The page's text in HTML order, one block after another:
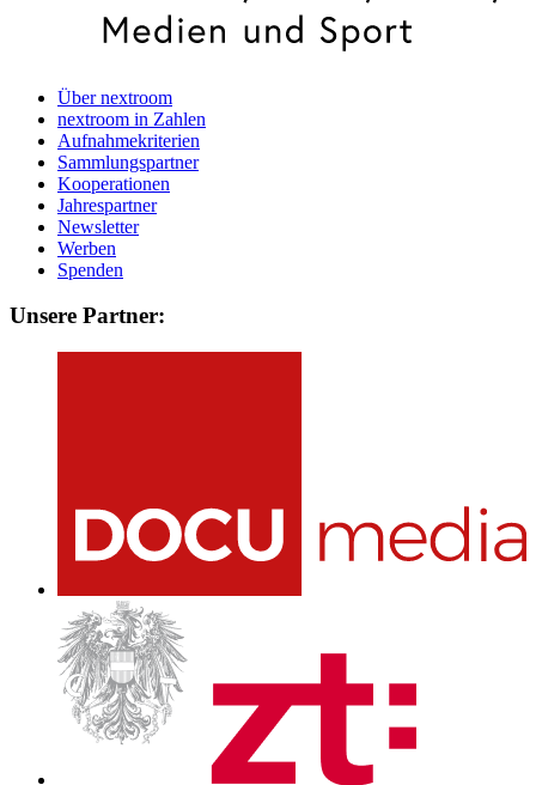
Über nextroom
nextroom in Zahlen
Aufnahmekriterien
Sammlungspartner
Kooperationen
Jahrespartner
Newsletter
Werben
Spenden
Unsere Partner: